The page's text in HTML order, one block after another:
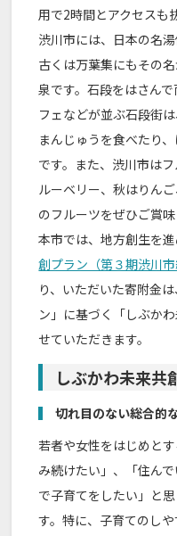
用で2時間とアクセスも
渋川市には、日本の名
古くは万葉集にもその
泉です。石段をはさん
フェなどが並ぶ石段街
まんじゅうを食べたり
です。また、渋川市は
ルーベリー、秋はりん
のフルーツをぜひご賞味
本市では、地方創生を進
創プラン（第３期渋川市
り、いただいた寄附金
ン」に基づく「しぶか
せていただきます。
しぶかわ未来共
切れ目のない総合的
若者や女性をはじめと
み続けたい」、「住ん
で子育てをしたい」と
す。特に、子育てのし